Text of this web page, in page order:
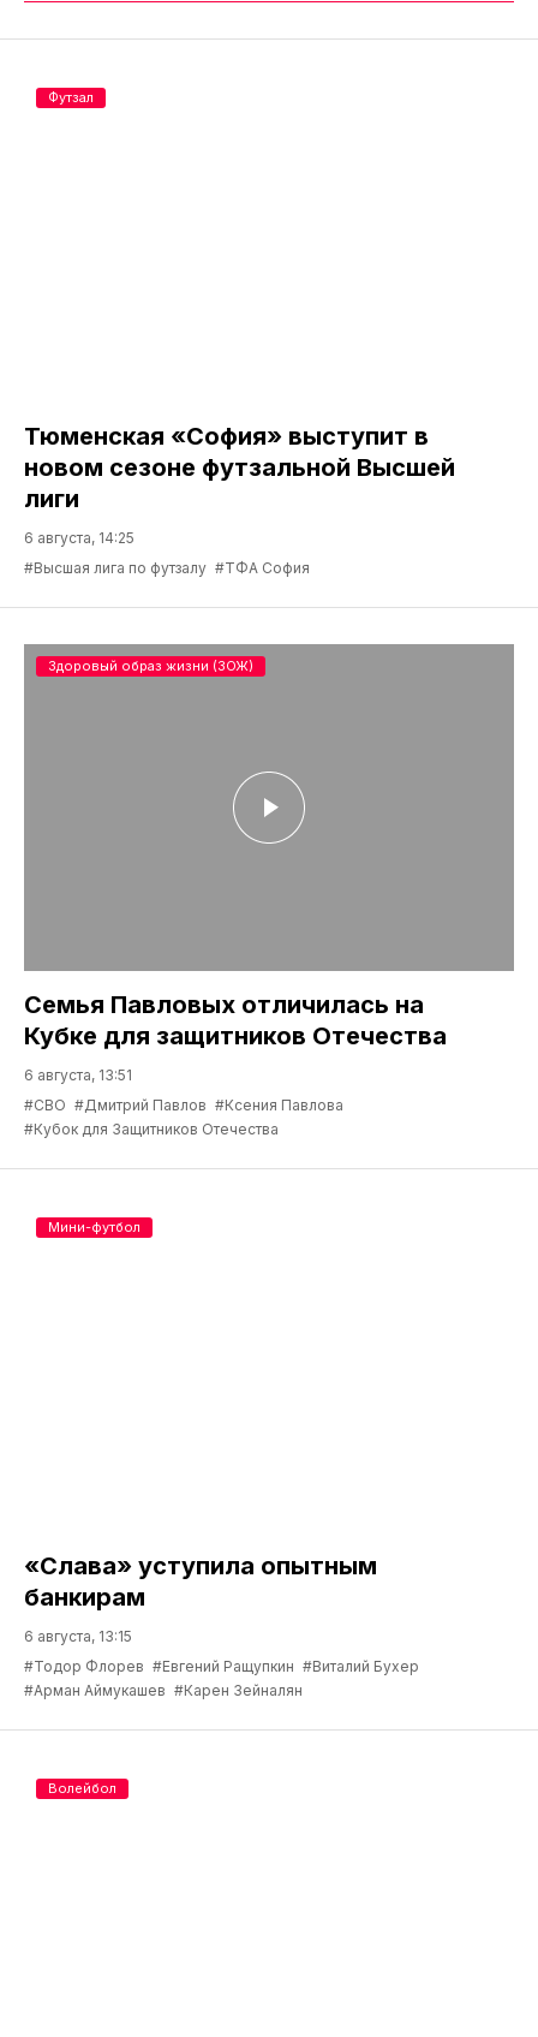
Тюменская «София» выступит в
новом сезоне футзальной Высшей
лиги
6 августа, 14:25
#Высшая лига по футзалу #ТФА София
Футзал
Семья Павловых отличилась на
Кубке для защитников Отечества
6 августа, 13:51
#СВО #Дмитрий Павлов #Ксения Павлова
#Кубок для Защитников Отечества
Здоровый образ жизни (ЗОЖ)
«Слава» уступила опытным
банкирам
6 августа, 13:15
#Тодор Флорев #Евгений Ращупкин #Виталий Бухер
#Арман Аймукашев #Карен Зейналян
Мини-футбол
Волейбол